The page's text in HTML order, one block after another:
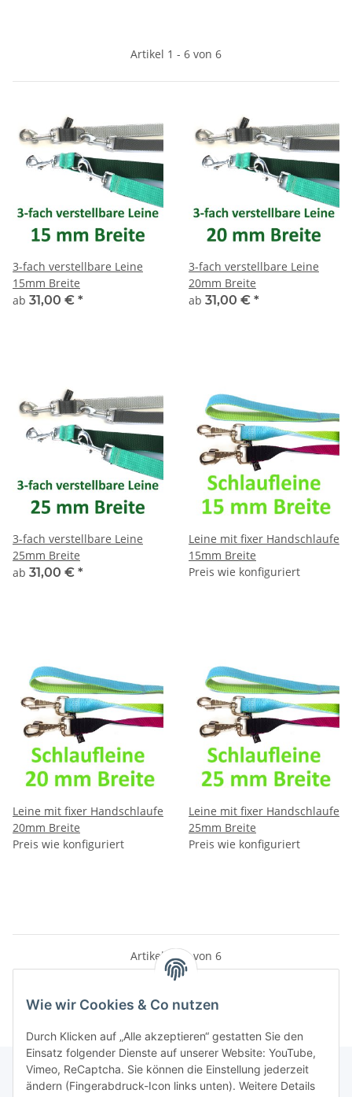
Artikel 1 - 6 von 6
3-fach verstellbare Leine
15mm Breite
ab 31,00 € *
3-fach verstellbare Leine
20mm Breite
ab 31,00 € *
3-fach verstellbare Leine
25mm Breite
ab 31,00 € *
Leine mit fixer Handschlaufe
15mm Breite
Preis wie konfiguriert
Leine mit fixer Handschlaufe
20mm Breite
Preis wie konfiguriert
Leine mit fixer Handschlaufe
25mm Breite
Preis wie konfiguriert
Artikel 1 - 6 von 6
Wie wir Cookies & Co nutzen
Durch Klicken auf „Alle akzeptieren“ gestatten Sie den
Einsatz folgender Dienste auf unserer Website: YouTube,
Vimeo, ReCaptcha. Sie können die Einstellung jederzeit
ändern (Fingerabdruck-Icon links unten). Weitere Details